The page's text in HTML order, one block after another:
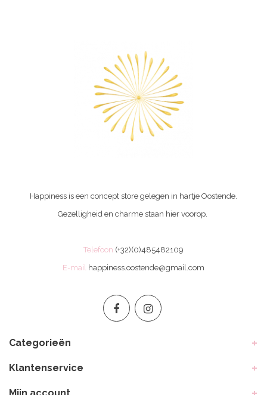
Happiness is een concept store gelegen in hartje Oostende.
Gezelligheid en charme staan hier voorop.
Telefoon (+32)(0)485482109
E-mail happiness.oostende@gmail.com
Categorieën
Klantenservice